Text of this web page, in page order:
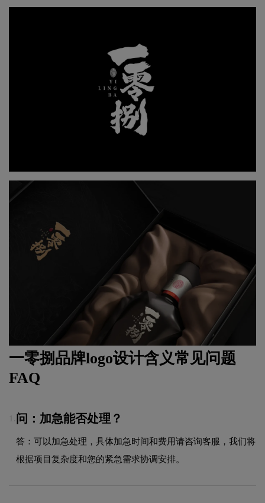
一零捌品牌logo设计含义常见问题
FAQ
问：加急能否处理？
答：可以加急处理，具体加急时间和费用请咨询客服，我们将
根据项目复杂度和您的紧急需求协调安排。